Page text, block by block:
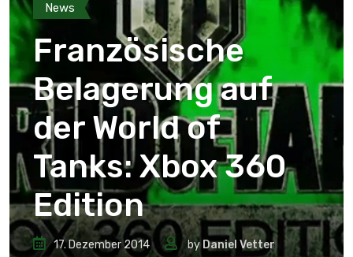
News
Französische
Belagerung auf
der World of
Tanks: Xbox 360
Edition
17. Dezember 2014 by Daniel Vetter